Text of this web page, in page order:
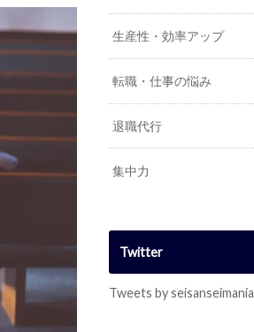
生産性・効率アップ
転職・仕事の悩み
退職代行
集中力
Twitter
Tweets by seisanseimania